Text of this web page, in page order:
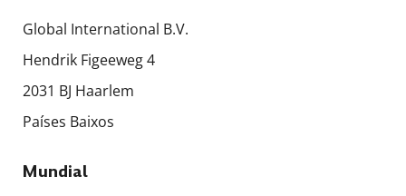
Global International B.V.
Hendrik Figeeweg 4
2031 BJ Haarlem
Países Baixos
Mundial